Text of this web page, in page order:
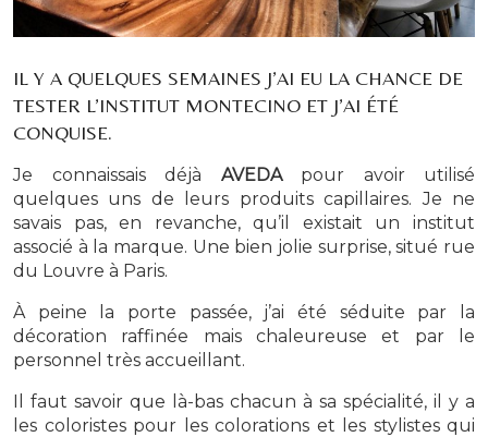
IL Y A QUELQUES SEMAINES J’AI EU LA CHANCE DE
TESTER L’INSTITUT MONTECINO ET J’AI ÉTÉ
CONQUISE.
Je connaissais déjà AVEDApour avoir utilisé
quelques uns de leurs produits capillaires. Je ne
savais pas, en revanche, qu’il existait un institut
associé à la marque. Une bien jolie surprise, situé rue
du Louvre à Paris.
À peine la porte passée, j’ai été séduite par la
décoration raffinée mais chaleureuse et par le
personnel très accueillant.
Il faut savoir que là-bas chacun à sa spécialité, il y a
les coloristes pour les colorations et les stylistes qui